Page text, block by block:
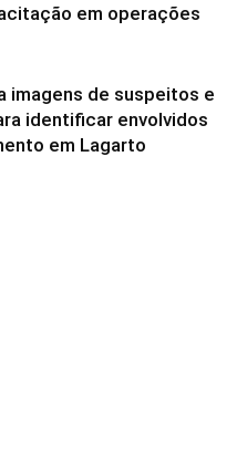
em operações
imagens de suspeitos e
identificar envolvidos
em Lagarto